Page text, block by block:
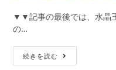
メ
タ
▼▼記事の最後では、水晶
の…
続きを読む
料